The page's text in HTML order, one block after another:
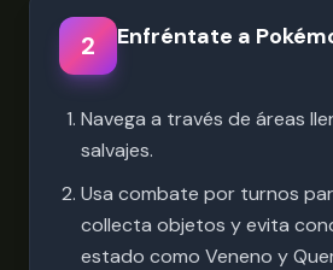
2 Enfréntate a
Navega a través de áreas
salvajes.
Usa combate por turnos
collecta objetos y evita
estado como Veneno y